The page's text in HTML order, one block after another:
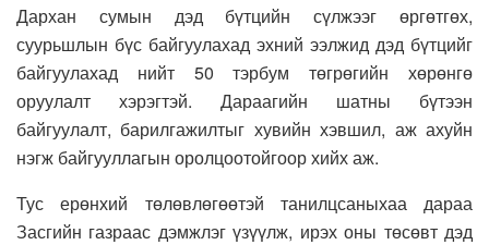
Дархан сумын дэд бүтцийн сүлжээг өргөтгөх,
суурьшлын бүс байгуулахад эхний ээлжид дэд бүтцийг
байгуулахад нийт 50 тэрбум төгрөгийн хөрөнгө
оруулалт хэрэгтэй. Дараагийн шатны бүтээн
байгуулалт, барилгажилтыг хувийн хэвшил, аж ахуйн
нэгж байгууллагын оролцоотойгоор хийх аж.
Тус ерөнхий төлөвлөгөөтэй танилцсаныхаа дараа
Засгийн газраас дэмжлэг үзүүлж, ирэх оны төсөвт дэд